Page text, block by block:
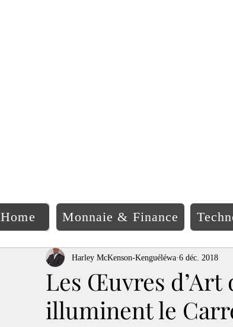
Home Monnaie & Finance
Les Œuvres d’Art
illuminent le
Harley McKenson-Kenguéléwa 6 déc. 2018